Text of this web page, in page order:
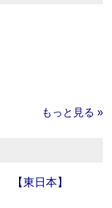
もっと見る »
東日本】